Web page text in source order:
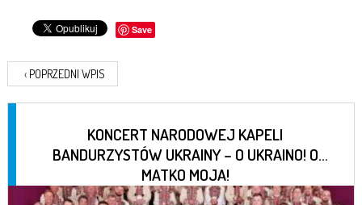
Save
‹ POPRZEDNI WPIS
KONCERT NARODOWEJ KAPELI
BANDURZYSTÓW UKRAINY – O UKRAINO! O
MATKO MOJA!